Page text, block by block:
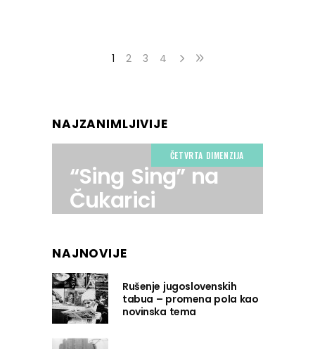
1 2 3 4
NAJZANIMLJIVIJE
ČETVRTA DIMENZIJA
“Sing Sing” na
Čukarici
NAJNOVIJE
Rušenje jugoslovenskih
tabua – promena pola kao
novinska tema